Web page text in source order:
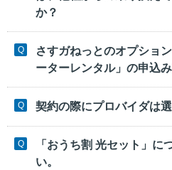
か？
さすガねっとのオプショ
ーターレンタル」の申込
契約の際にプロバイダは
「おうち割 光セット」に
い。